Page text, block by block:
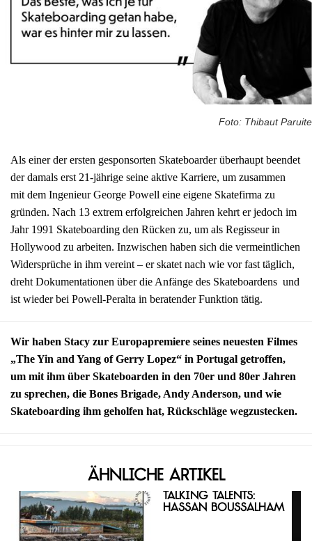
Foto: Thibaut Paruite
Als einer der ersten gesponsorten Skateboarder überhaupt beendet
der damals erst 21-jährige seine aktive Karriere, um zusammen
mit dem Ingenieur George Powell eine eigene Skatefirma zu
gründen. Nach 13 extrem erfolgreichen Jahren kehrt er jedoch im
Jahr 1991 Skateboarding den Rücken zu, um als Regisseur in
Hollywood zu arbeiten. Inzwischen haben sich die vermeintlichen
Widersprüche in ihm vereint – er skatet nach wie vor fast täglich,
dreht Dokumentationen über die Anfänge des Skateboardens und
ist wieder bei Powell-Peralta in beratender Funktion tätig.
Wir haben Stacy zur Europapremiere seines neuesten Filmes
„The Yin and Yang of Gerry Lopez“ in Portugal getroffen,
um mit ihm über Skateboarden in den 70er und 80er Jahren
zu sprechen, die Bones Brigade, Andy Anderson, und wie
Skateboarding ihm geholfen hat, Rückschläge wegzustecken.
Ähnliche Artikel
Talking Talents:
Hassan Boussalham